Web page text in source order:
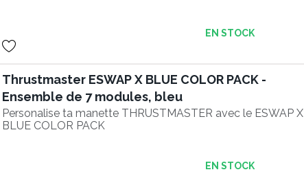
EN STOCK
Thrustmaster ESWAP X BLUE COLOR PACK -
Ensemble de 7 modules, bleu
Personalise ta manette THRUSTMASTER avec le ESWAP X
BLUE COLOR PACK
EN STOCK